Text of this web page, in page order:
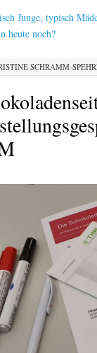
Junge, typisch
heute noch?
SCHRAMM-